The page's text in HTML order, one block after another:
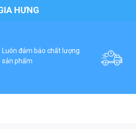
HƯNG
Luôn đảm bảo chất lượng
sản phẩm